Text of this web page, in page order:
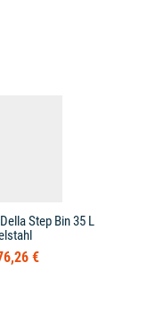
Step Bin 35 L
€